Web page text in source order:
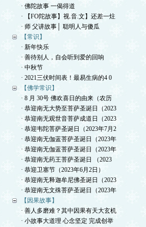
· 佛陀故事 一偈得道
· 【FO陀故事】视.音.文】还差一炷
· 师 父讲故事│ 聪明人与傻瓜
【常识】
· 新年快乐
· 善待别人，自会听到爱的回响
· 中秋节
· 2021三伏时间表！最易生病的4 0
【佛学常识】
· 8 月 30号 佛欢喜日的由来（农历
· 恭迎南无大势至菩萨圣诞日（2023
· 恭迎南无观世音菩萨成道日（2023
· 恭迎韦陀菩萨圣诞日（2023年7月2
· 恭迎南无伽蓝菩萨圣诞日（2023年
· 恭迎南无伽蓝菩萨圣诞日（2023年
· 恭迎南无药王菩萨圣诞日 （2023
· 恭迎卫塞节（2023年6月2日）
· 恭迎南无释迦牟尼佛圣诞日（2023
· 恭迎南无文殊菩萨圣诞日（2023年
【因果故事】
· 善人多磨难？其中因果有天大玄机
· 小故事大道理 心念坚定 完成创举